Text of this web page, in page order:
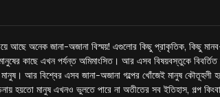
আছে অনেক জানা-অজানা বিস্ময়! এগুলোর কিছু প্রাকৃতিক, কিছু
কাছে এখন পর্যন্ত অমিমাংসিত। আর এসব বিষয়বস্তুকে
মানুষ। আর বিশ্বের এসব জানা-অজানা গল্পের খোঁজেই মানুষ কৌতূহলী
হয়তো মানুষ এখনও ভুলতে পারে না অতীতের সব ইতিহাস, গল্প